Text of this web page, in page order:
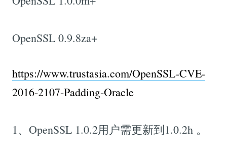
OpenSSL 0.9.8za+
https://www.trustasia.com/OpenSSL-CVE-
2016-2107-Padding-Oracle
1、OpenSSL 1.0.2用户需更新到1.0.2h 。